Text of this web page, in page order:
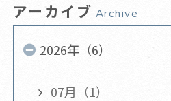
アーカイブ Archive
2026年（6）
07月（1）